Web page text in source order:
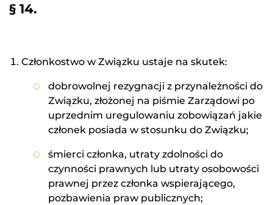
§ 14.
Członkostwo w Związku ustaje na skutek:
dobrowolnej rezygnacji z przynależności do
Związku, złożonej na piśmie Zarządowi po
uprzednim uregulowaniu zobowiązań jakie
członek posiada w stosunku do Związku;
śmierci członka, utraty zdolności do
czynności prawnych lub utraty osobowości
prawnej przez członka wspierającego,
pozbawienia praw publicznych;